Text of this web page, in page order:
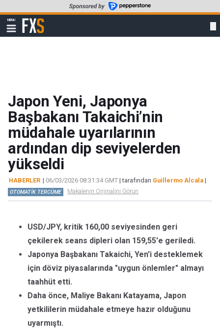
to
main
content
MENU
Show
navigation
FXStreet
Japon Yeni, Japonya
Başbakanı Takaichi’nin
müdahale uyarılarının
ardından dip seviyelerden
yükseldi
HABERLER | 06/03/2026 08:31:34 GMT | tarafından Guillermo Alcala |
OTOMATİK TERCÜME Makalenin Orijinalini Görün
USD/JPY, kritik 160,00 seviyesinden geri
çekilerek seans dipleri olan 159,55'e geriledi.
Japonya Başbakanı Takaichi, Yen'i desteklemek
için döviz piyasalarında "uygun önlemler" almayı
taahhüt etti.
Daha önce, Maliye Bakanı Katayama, Japon
yetkililerin müdahale etmeye hazır olduğunu
uyarmıştı.